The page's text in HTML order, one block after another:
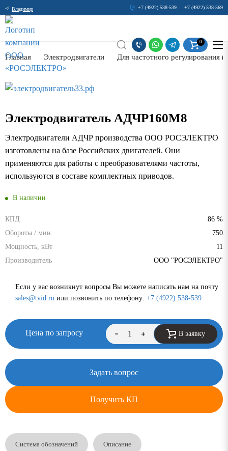
Владимир +7 (4922) 538-539 +7 (4922) 538-569
0
Главная Электродвигатели Для частотного регулирования
Электродвигатель АДЧР160М8
Электродвигатели АДЧР производства ООО РОСЭЛЕКТРО
изготовлены на базе Российских двигателей. Они
применяются для работы с преобразователями частоты,
используются в составе комплектных приводов.
В наличии
КПД
86 %
Обороты / мин.
750
Мощность, кВт
11
Производитель
ООО "РОСЭЛЕКТРО"
Если у вас возникнут вопросы Вы можете написать нам на почту
sales@tvid.ru или позвонить по телефону: +7 (4922) 538-539
Цена по запросу В заявку
Задать вопрос
Получить КП
Система обозначений Описание